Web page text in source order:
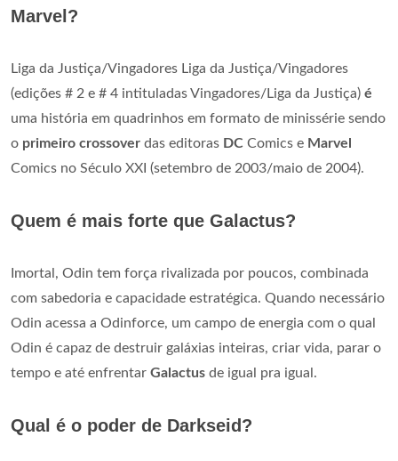
Marvel?
Liga da Justiça/Vingadores Liga da Justiça/Vingadores
(edições # 2 e # 4 intituladas Vingadores/Liga da Justiça) é
uma história em quadrinhos em formato de minissérie sendo
o primeiro crossover das editoras DC Comics e Marvel
Comics no Século XXI (setembro de 2003/maio de 2004).
Quem é mais forte que Galactus?
Imortal, Odin tem força rivalizada por poucos, combinada
com sabedoria e capacidade estratégica. Quando necessário
Odin acessa a Odinforce, um campo de energia com o qual
Odin é capaz de destruir galáxias inteiras, criar vida, parar o
tempo e até enfrentar Galactus de igual pra igual.
Qual é o poder de Darkseid?